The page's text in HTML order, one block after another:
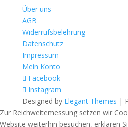
Über uns
AGB
Widerrufsbelehrung
Datenschutz
Impressum
Mein Konto
Facebook
Instagram
Designed by Elegant Themes |
Zur Reichweitemessung setzen wir
Website weiterhin besuchen, erklären